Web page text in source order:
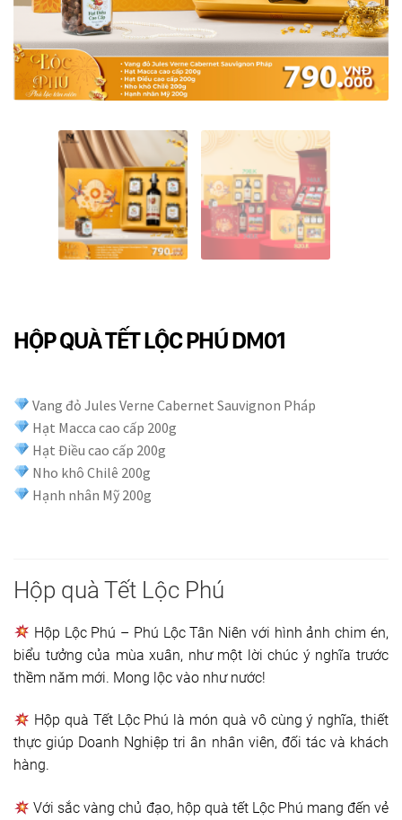
Dụng cụ rót rượu vang
Xô ướp đá rượu vang
Khác
Rượu Vang Nhập Khẩu
Giới thiệu
Kiến thức
Liên hệ
HỘP QUÀ TẾT LỘC PHÚ DM01
Vang đỏ Jules Verne Cabernet Sauvignon Pháp
Hạt Macca cao cấp 200g
Hạt Điều cao cấp 200g
Nho khô Chilê 200g
Hạnh nhân Mỹ 200g
Hộp quà Tết Lộc Phú
Hộp Lộc Phú – Phú Lộc Tân Niên với hình ảnh chim én,
biểu tưởng của mùa xuân, như một lời chúc ý nghĩa trước
thềm năm mới. Mong lộc vào như nước!
Hộp quà Tết Lộc Phú là món quà vô cùng ý nghĩa, thiết
thực giúp Doanh Nghiệp tri ân nhân viên, đối tác và khách
hàng.
Với sắc vàng chủ đạo, hộp quà tết Lộc Phú mang đến vẻ